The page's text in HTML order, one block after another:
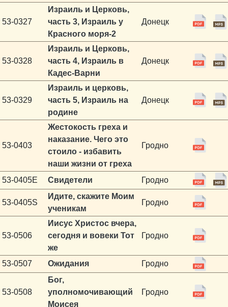
53-0327
Израиль и Церковь,
часть 3, Израиль у
Красного моря-2
Донецк
53-0328
Израиль и Церковь,
часть 4, Израиль в
Кадес-Варни
Донецк
53-0329
Израиль и церковь,
часть 5, Израиль на
родине
Донецк
53-0403
Жестокость греха и
наказание. Чего это
стоило - избавить
наши жизни от греха
Гродно
53-0405E Свидетели Гродно
53-0405S
Идите, скажите Моим
ученикам
Гродно
53-0506
Иисус Христос вчера,
сегодня и вовеки Тот
же
Гродно
53-0507 Ожидания Гродно
53-0508
Бог,
уполномочивающий
Моисея
Гродно